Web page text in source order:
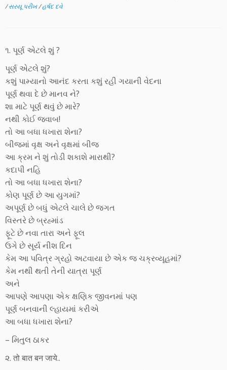
/સરયૂ પરીખ/હર્ષદ દવે
૧. પૂર્ણ એટલે શું ?
પૂર્ણ એટલે શું?
કશું પામ્યાનો આનંદ કરતા કશું રહી ગયાની વેદના
પૂર્ણ થવા દે છે માનવ ને?
શા માટે પૂર્ણ થવું છે મારે?
નથી કોઈ જવાબ!
તો આ બધા ધખારા શેના?
બીજમાં વૃક્ષ અને વૃક્ષમાં બીજ
આ ક્રમ ને શું તોડી શકાશે મારાથી?
કદાપી નહિ
તો આ બધા ધખારા શેના?
કોણ પૂર્ણ છે આ યુગમાં?
અપૂર્ણ છે બધું એટલે ચાલે છે જગત
વિસ્તરે છે બ્રહ્માંડ
ફૂટે છે નવા તારા અને ફૂલ
ઉગે છે સૂર્ય નીશ દિન
કેમ આ પવિત્ર ગ્રહો અટવાયા છે એક જ ચક્રવ્યૂહમાં?
કેમ નથી થતી તેની યાત્રા પૂર્ણ
અને
આપણે આપણા એક ક્ષણિક જીવનમાં પણ
પૂર્ણ બનવાની લ્હાયમાં કરીએ
આ બધા ધખારા શેના?
– મિતુલ ઠાકર
૨. तो बात बन जाये..